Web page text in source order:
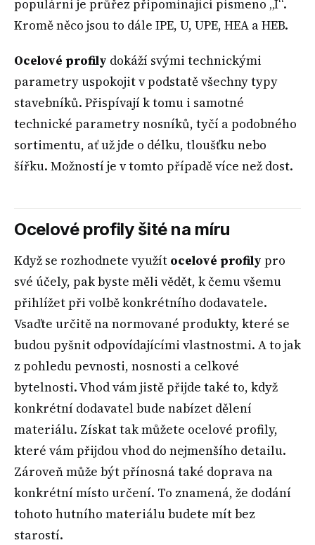
populární je průřez připomínající písmeno „I“.
Kromě něco jsou to dále IPE, U, UPE, HEA a HEB.
Ocelové profily dokáží svými technickými
parametry uspokojit v podstatě všechny typy
stavebníků. Přispívají k tomu i samotné
technické parametry nosníků, tyčí a podobného
sortimentu, ať už jde o délku, tloušťku nebo
šířku. Možností je v tomto případě více než dost.
Ocelové profily šité na míru
Když se rozhodnete využít ocelové profily pro
své účely, pak byste měli vědět, k čemu všemu
přihlížet při volbě konkrétního dodavatele.
Vsaďte určitě na normované produkty, které se
budou pyšnit odpovídajícími vlastnostmi. A to jak
z pohledu pevnosti, nosnosti a celkové
bytelnosti. Vhod vám jistě přijde také to, když
konkrétní dodavatel bude nabízet dělení
materiálu. Získat tak můžete ocelové profily,
které vám přijdou vhod do nejmenšího detailu.
Zároveň může být přínosná také doprava na
konkrétní místo určení. To znamená, že dodání
tohoto hutního materiálu budete mít bez
starostí.